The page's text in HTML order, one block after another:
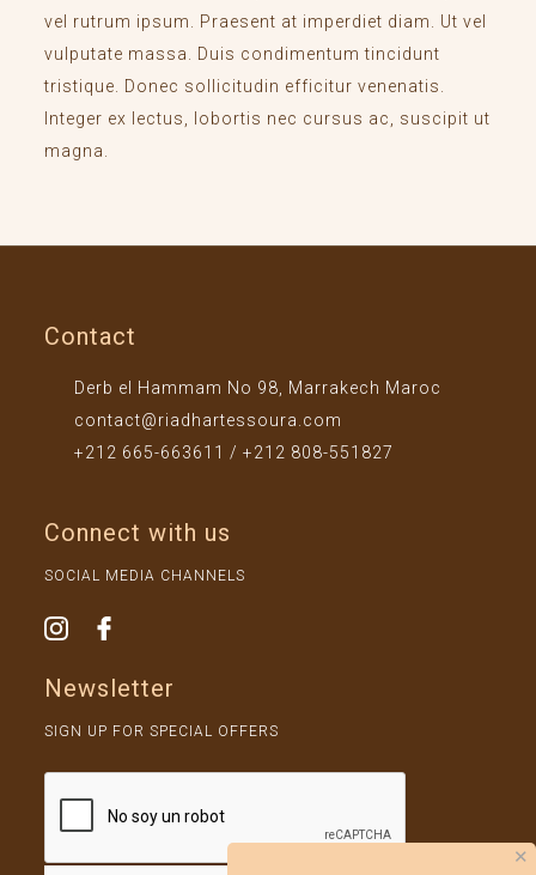
vel rutrum ipsum. Praesent at imperdiet diam. Ut vel
vulputate massa. Duis condimentum tincidunt
tristique. Donec sollicitudin efficitur venenatis.
Integer ex lectus, lobortis nec cursus ac, suscipit ut
magna.
Contact
Derb el Hammam No 98, Marrakech Maroc
contact@riadhartessoura.com
+212 665-663611 / +212 808-551827
Connect with us
SOCIAL MEDIA CHANNELS
Newsletter
SIGN UP FOR SPECIAL OFFERS
✕